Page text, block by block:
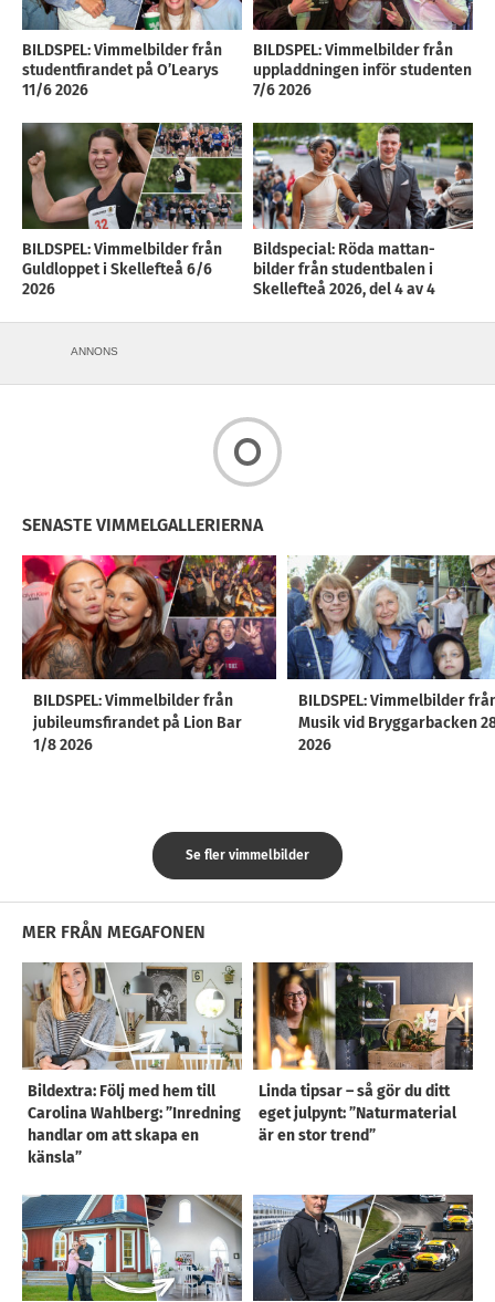
BILDSPEL: Vimmelbilder från
studentfirandet på O’Learys
11/6 2026
BILDSPEL: Vimmelbilder från
uppladdningen inför studenten
7/6 2026
BILDSPEL: Vimmelbilder från
Guldloppet i Skellefteå 6/6
2026
Bildspecial: Röda mattan-
bilder från studentbalen i
Skellefteå 2026, del 4 av 4
ANNONS
SENASTE VIMMELGALLERIERNA
BILDSPEL: Vimmelbilder från
jubileumsfirandet på Lion Bar
1/8 2026
BILDSPEL: Vimmelbilder
Musik vid Bryggarbacken
2026
Se fler vimmelbilder
MER FRÅN MEGAFONEN
Bildextra: Följ med hem till
Carolina Wahlberg: ”Inredning
handlar om att skapa en
känsla”
Linda tipsar – så gör du ditt
eget julpynt: ”Naturmaterial
är en stor trend”